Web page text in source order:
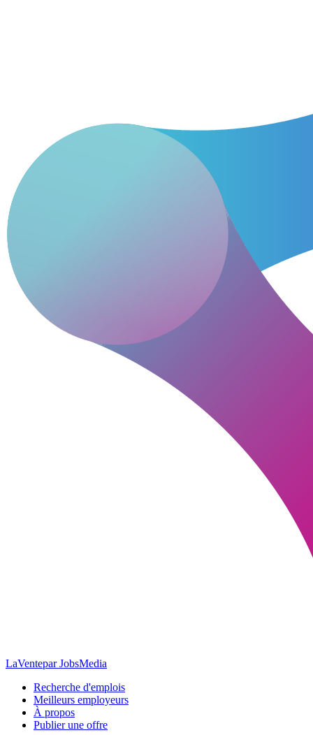
LaVentepar JobsMedia
Recherche d'emplois
Meilleurs employeurs
À propos
Publier une offre